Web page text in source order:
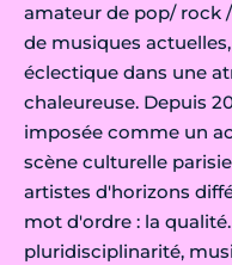
amateur de pop/ rock
de musiques
éclectique dans une
chaleureuse. Depuis
imposée comme un
scène culturelle
artistes d'horizons
mot d'ordre : la
pluridisciplinarité,